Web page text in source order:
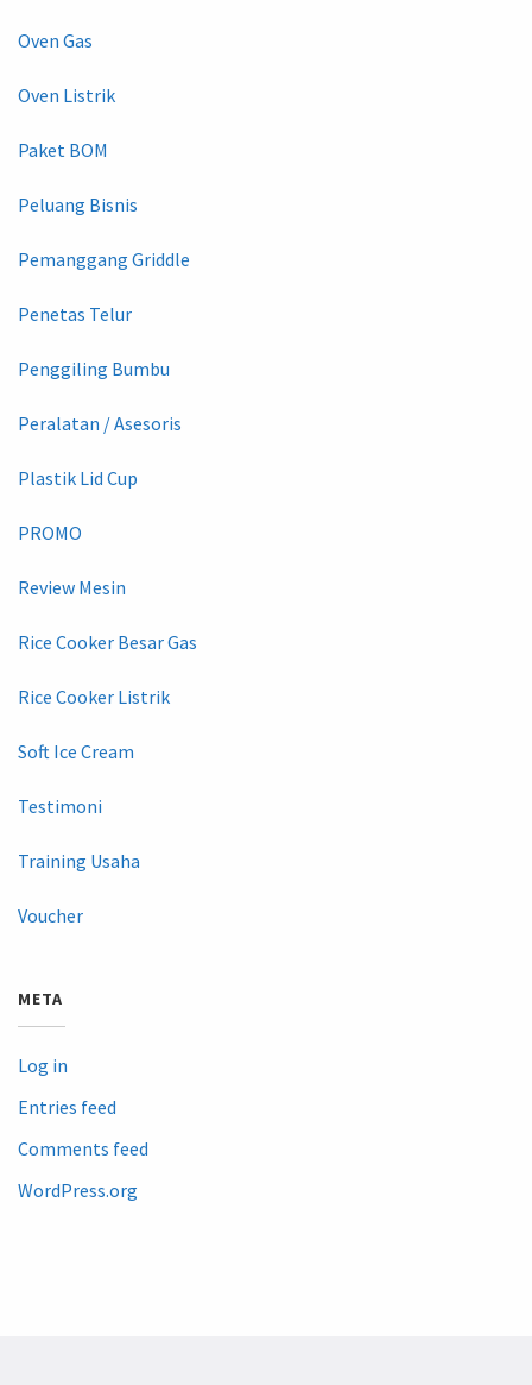
Oven Gas
Oven Listrik
Paket BOM
Peluang Bisnis
Pemanggang Griddle
Penetas Telur
Penggiling Bumbu
Peralatan / Asesoris
Plastik Lid Cup
PROMO
Review Mesin
Rice Cooker Besar Gas
Rice Cooker Listrik
Soft Ice Cream
Testimoni
Training Usaha
Voucher
META
Log in
Entries feed
Comments feed
WordPress.org